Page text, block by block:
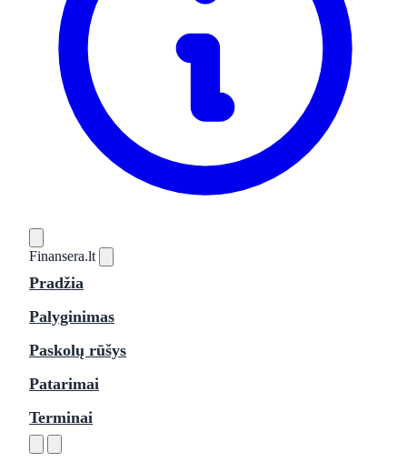
Finansera.lt
Pradžia
Palyginimas
Paskolų rūšys
Patarimai
Terminai